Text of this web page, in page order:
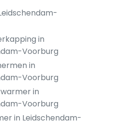
in
Voorburg
in
Voorburg
in
Voorburg
in Leidschendam-